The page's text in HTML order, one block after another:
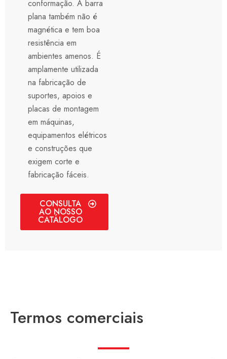
conformação. A barra
plana também não é
magnética e tem boa
resistência em
ambientes amenos. É
amplamente utilizada
na fabricação de
suportes, apoios e
placas de montagem
em máquinas,
equipamentos elétricos
e construções que
exigem corte e
fabricação fáceis.
CONSULTA
AO NOSSO
CATÁLOGO
Termos comerciais